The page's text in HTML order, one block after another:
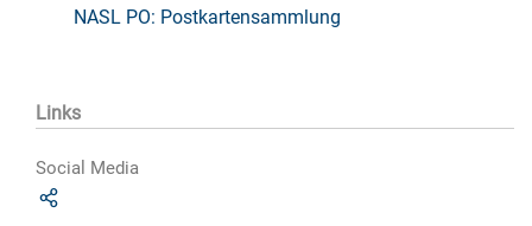
NASL PO: Postkartensammlung
Links
Social Media